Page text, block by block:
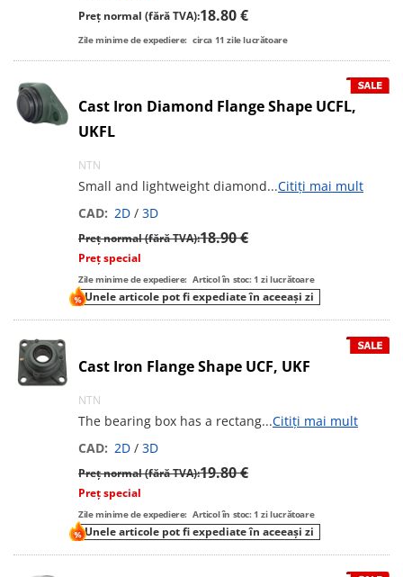
Preț normal (fără TVA):18.80 €
Zile minime de expediere: circa 11 zile lucrătoare
Cast Iron Diamond Flange Shape UCFL,
UKFL
NTN
Small and lightweight diamond...Citiți mai mult
CAD: 2D / 3D
Preț normal (fără TVA):18.90 €
Preț special
Zile minime de expediere: Articol în stoc: 1 zi lucrătoare
Unele articole pot fi expediate în aceeași zi
Cast Iron Flange Shape UCF, UKF
NTN
The bearing box has a rectang...Citiți mai mult
CAD: 2D / 3D
Preț normal (fără TVA):19.80 €
Preț special
Zile minime de expediere: Articol în stoc: 1 zi lucrătoare
Unele articole pot fi expediate în aceeași zi